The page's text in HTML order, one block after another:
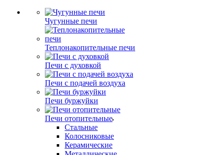
Чугунные печи
Теплонакопительные печи
Печи с духовкой
Печи с подачей воздуха
Печи буржуйки
Печи отопительные
Стальные
Колосниковые
Керамические